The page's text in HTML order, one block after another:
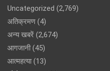
Uncategorized (2,769)
अतिक्रमण(4)
अन्य खबरें (2,674)
आगजानी(45)
आत्महत्या(13)